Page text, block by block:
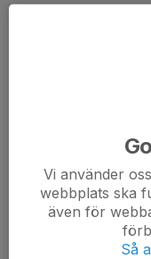
Vi använder
webbplats ska
även för
Så